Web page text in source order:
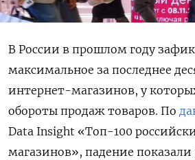
В России в прошлом году
максимальное за последнее
интернет-магазинов, у
обороты продаж товаров. По
Data Insight «Топ-100
магазинов», падение